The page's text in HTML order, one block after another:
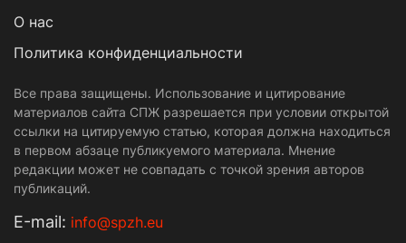
О нас
Политика конфиденциальности
Все права защищены. Использование и цитирование
материалов сайта СПЖ разрешается при условии открытой
ссылки на цитируемую статью, которая должна находиться
в первом абзаце публикуемого материала. Мнение
редакции может не совпадать с точкой зрения авторов
публикаций.
Е-mail: info@spzh.eu